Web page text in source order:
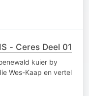
- Ceres Deel 01
kuier by
Wes-Kaap en vertel